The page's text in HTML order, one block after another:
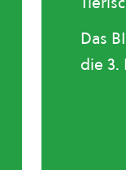
Das
die 3.